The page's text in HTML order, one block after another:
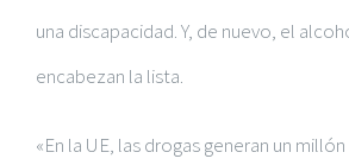
una discapacidad. Y, de nuevo, el
encabezan la lista.
«En la UE, las drogas generan un